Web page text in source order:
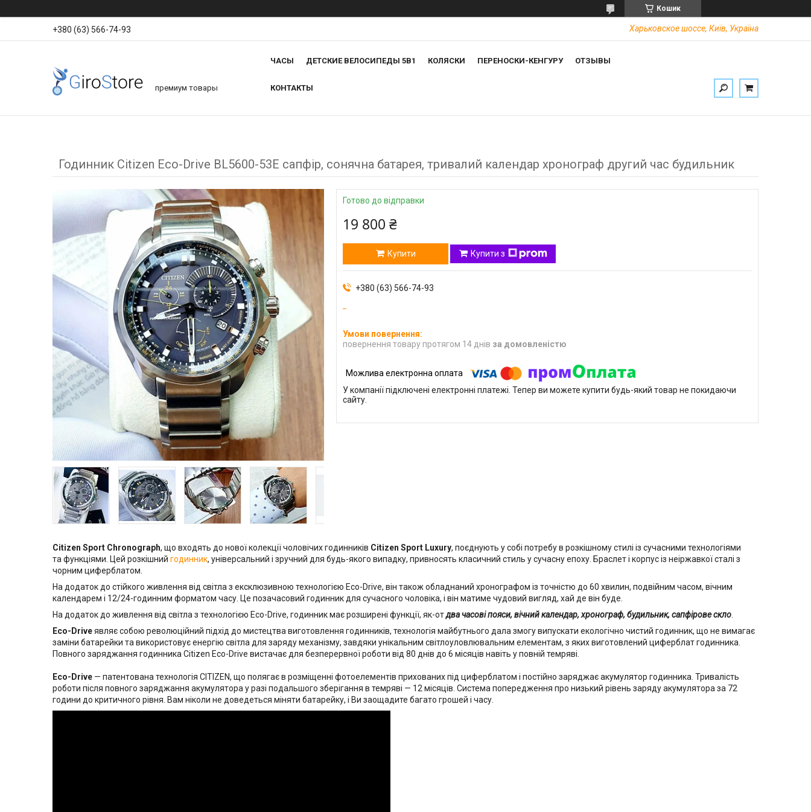
Кошик
+380 (63) 566-74-93 Харьковское шоссе, Київ, Україна
премиум товары
ЧАСЫ ДЕТСКИЕ ВЕЛОСИПЕДЫ 5В1 КОЛЯСКИ ПЕРЕНОСКИ-КЕНГУРУ ОТЗЫВЫ
КОНТАКТЫ
Годинник Citizen Eco-Drive BL5600-53E сапфір, сонячна батарея, тривалий календар хронограф другий час будильник
Готово до відправки
19 800 ₴
Купити Купити з
+380 (63) 566-74-93
повернення товару протягом 14 днів за домовленістю
У компанії підключені електронні платежі. Тепер ви можете купити будь-який товар не покидаючи
сайту.
Citizen Sport Chronograph, що входять до нової колекції чоловічих годинників Citizen Sport Luxury, поєднують у собі потребу в розкішному стилі із сучасними технологіями
та функціями. Цей розкішний годинник, універсальний і зручний для будь-якого випадку, привносять класичний стиль у сучасну епоху. Браслет і корпус із неіржавкої сталі з
чорним циферблатом.
На додаток до стійкого живлення від світла з ексклюзивною технологією Eco-Drive, він також обладнаний хронографом із точністю до 60 хвилин, подвійним часом, вічним
календарем і 12/24-годинним форматом часу. Це позачасовий годинник для сучасного чоловіка, і він матиме чудовий вигляд, хай де він буде.
На додаток до живлення від світла з технологією Eco-Drive, годинник має розширені функції, як-отдва часові пояси, вічний календар, хронограф, будильник, сапфірове скло
Eco-Driveявляє собою революційний підхід до мистецтва виготовлення годинників, технологія майбутнього дала змогу випускати екологічно чистий годинник, що не вимагає
заміни батарейки та використовує енергію світла для заряду механізму, завдяки унікальним світлоуловлювальним елементам, з яких виготовлений циферблат годинника.
Повного заряджання годинника Citizen Eco-Drive вистачає для безперервної роботи від 80 днів до 6 місяців навіть у повній темряві.
Eco-Drive — патентована технологія CITIZEN, що полягає в розміщенні фотоелементів прихованих під циферблатом і постійно заряджає акумулятор годинника. Тривалість
роботи після повного заряджання акумулятора у разі подальшого зберігання в темряві — 12 місяців. Система попередження про низький рівень заряду акумулятора за 72
години до критичного рівня. Вам ніколи не доведеться міняти батарейку, і Ви заощадите багато грошей і часу.